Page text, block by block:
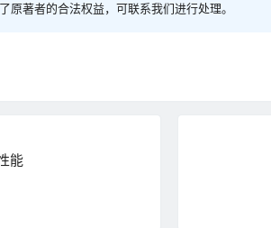
著者的合法权益，可联系我们进行处理。
能